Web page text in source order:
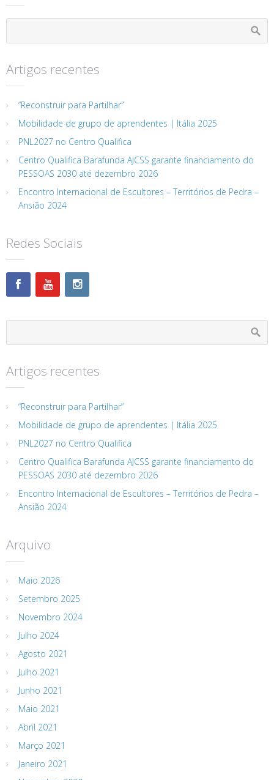
Artigos recentes
“Reconstruir para Partilhar”
Mobilidade de grupo de aprendentes | Itália 2025
PNL2027 no Centro Qualifica
Centro Qualifica Barafunda AJCSS garante financiamento do
PESSOAS 2030 até dezembro 2026
Encontro Internacional de Escultores – Territórios de Pedra –
Ansião 2024
Redes Sociais
Artigos recentes
“Reconstruir para Partilhar”
Mobilidade de grupo de aprendentes | Itália 2025
PNL2027 no Centro Qualifica
Centro Qualifica Barafunda AJCSS garante financiamento do
PESSOAS 2030 até dezembro 2026
Encontro Internacional de Escultores – Territórios de Pedra –
Ansião 2024
Arquivo
Maio 2026
Setembro 2025
Novembro 2024
Julho 2024
Agosto 2021
Julho 2021
Junho 2021
Maio 2021
Abril 2021
Março 2021
Janeiro 2021